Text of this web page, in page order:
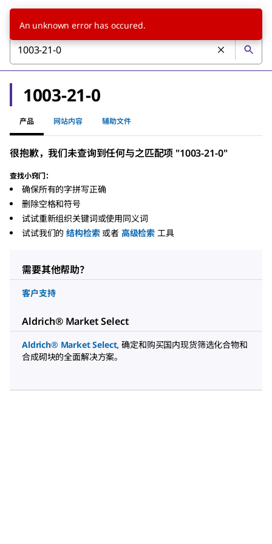
1003-21-0
产品 网站内容 辅助文件
很抱歉，我们未查询到任何与之匹配项 "1003-21-0"
查找小窍门：
确保所有的字拼写正确
删除空格和符号
试试重新组织关键词或使用同义词
试试我们的 结构检索 或者 高级检索 工具
需要其他帮助？
客户支持
Aldrich® Market Select
Aldrich® Market Select, 确定和购买国内现货筛选化合物和
合成砌块的全面解决方案。
An unknown error has occured.